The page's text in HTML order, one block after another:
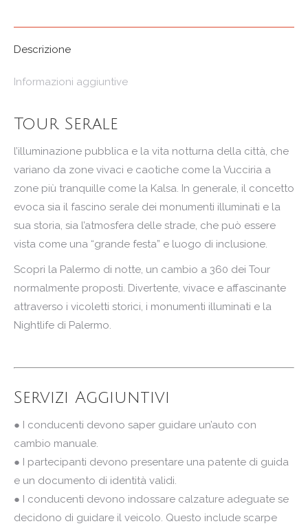
Descrizione
Informazioni aggiuntive
Tour Serale
l’illuminazione pubblica e la vita notturna della città, che
variano da zone vivaci e caotiche come la Vucciria a
zone più tranquille come la Kalsa. In generale, il concetto
evoca sia il fascino serale dei monumenti illuminati e la
sua storia, sia l’atmosfera delle strade, che può essere
vista come una “grande festa” e luogo di inclusione.
Scopri la Palermo di notte, un cambio a 360 dei Tour
normalmente proposti. Divertente, vivace e affascinante
attraverso i vicoletti storici, i monumenti illuminati e la
Nightlife di Palermo.
Servizi Aggiuntivi
● I conducenti devono saper guidare un’auto con
cambio manuale.
● I partecipanti devono presentare una patente di guida
e un documento di identità validi.
● I conducenti devono indossare calzature adeguate se
decidono di guidare il veicolo. Questo include scarpe